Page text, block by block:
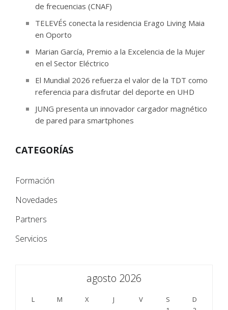
de frecuencias (CNAF)
TELEVÉS conecta la residencia Erago Living Maia
en Oporto
Marian García, Premio a la Excelencia de la Mujer
en el Sector Eléctrico
El Mundial 2026 refuerza el valor de la TDT como
referencia para disfrutar del deporte en UHD
JUNG presenta un innovador cargador magnético
de pared para smartphones
CATEGORÍAS
Formación
Novedades
Partners
Servicios
agosto 2026
L M X J V S
D